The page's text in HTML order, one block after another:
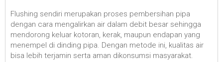
Flushing sendiri merupakan proses pembersihan pipa
dengan cara mengalirkan air dalam debit besar sehingga
mendorong keluar kotoran, kerak, maupun endapan yang
menempel di dinding pipa. Dengan metode ini, kualitas air
bisa lebih terjamin serta aman dikonsumsi masyarakat.